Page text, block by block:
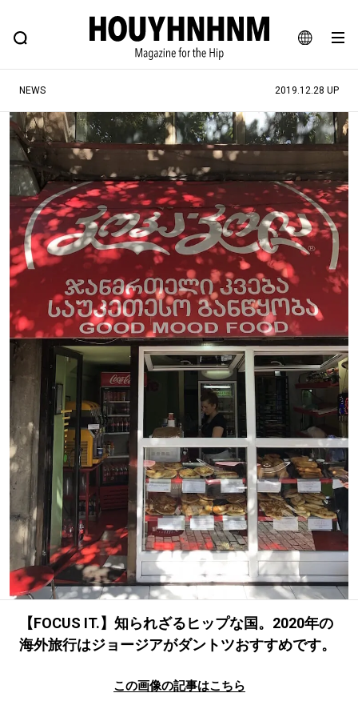
JA
EN
FEATURE BLOG SNAP
ヒップなファッション、カルチャー、ライフスタイルWEBマガジン
#注目のタグ
#SHOPPING ADDICT #憧れの逸品
#MONTHLY JOURNAL #ESSENTIAL DESIGNS
#NEW VINTAGE #古着サミット
#マイナーグッド図鑑 #フイナムのYouTube
#Commune H #FOCUS IT #AH.H
#ととけん #FASHION #MUSIC #MOVIE
#LIFESTYLE #SNEAKER #OUTDOOR
#SPORTS #HANDSOME HANDBOOK
NEWS 2019.12.28 UP
【FOCUS IT.】知られざるヒップな国。2020年の
海外旅行はジョージアがダントツおすすめです。
この画像の記事はこちら